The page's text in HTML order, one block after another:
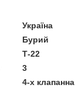
Україна
Бурий
Т-22
3
4-х клапанна